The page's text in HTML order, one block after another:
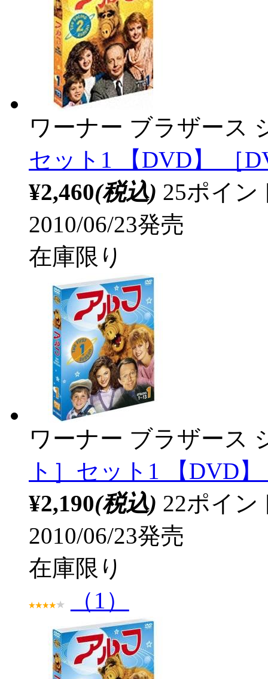
ワーナー ブラザース
セット1 【DVD】 ［
¥2,460(税込) 25ポイ
2010/06/23発売
在庫限り
ワーナー ブラザース
ト］セット1 【DVD
¥2,190(税込) 22ポイ
2010/06/23発売
在庫限り
（1）